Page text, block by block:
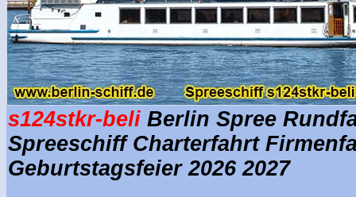
s124stkr-beli Berlin Spree
Spreeschiff Charterfahrt
Geburtstagsfeier 2026 2027